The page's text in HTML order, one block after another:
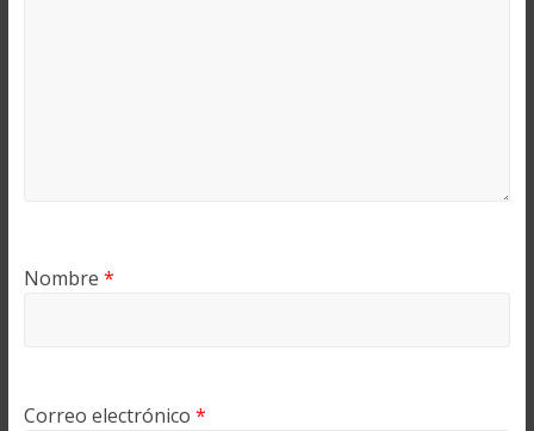
Nombre *
Correo electrónico *